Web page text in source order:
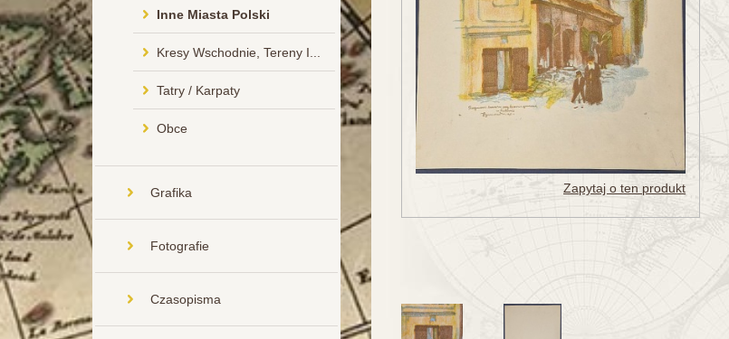
Inne Miasta Polski
Kresy Wschodnie, Tereny I...
Tatry / Karpaty
Obce
Grafika
Fotografie
Czasopisma
Zapytaj o ten produkt